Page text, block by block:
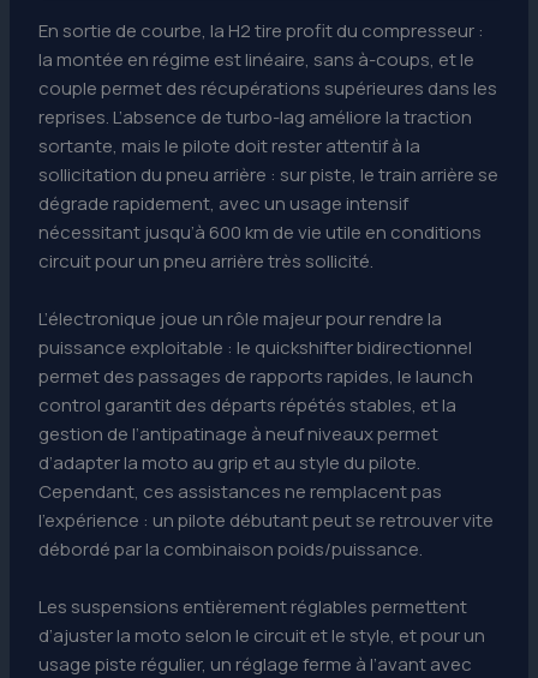
En sortie de courbe, la H2 tire profit du compresseur :
la montée en régime est linéaire, sans à-coups, et le
couple permet des récupérations supérieures dans les
reprises. L’absence de turbo-lag améliore la traction
sortante, mais le pilote doit rester attentif à la
sollicitation du pneu arrière : sur piste, le train arrière se
dégrade rapidement, avec un usage intensif
nécessitant jusqu’à 600 km de vie utile en conditions
circuit pour un pneu arrière très sollicité.
L’électronique joue un rôle majeur pour rendre la
puissance exploitable : le quickshifter bidirectionnel
permet des passages de rapports rapides, le launch
control garantit des départs répétés stables, et la
gestion de l’antipatinage à neuf niveaux permet
d’adapter la moto au grip et au style du pilote.
Cependant, ces assistances ne remplacent pas
l’expérience : un pilote débutant peut se retrouver vite
débordé par la combinaison poids/puissance.
Les suspensions entièrement réglables permettent
d’ajuster la moto selon le circuit et le style, et pour un
usage piste régulier, un réglage ferme à l’avant avec